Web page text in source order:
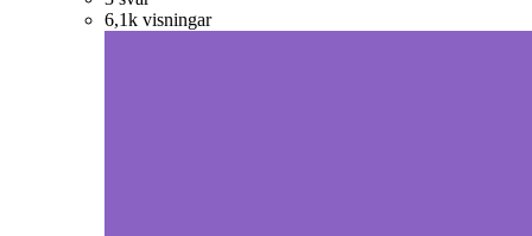
6,1k visningar